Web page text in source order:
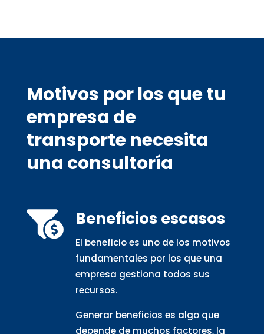
Motivos por los que tu
empresa de
transporte necesita
una consultoría
 Beneficios escasos
El beneficio es uno de los motivos
fundamentales por los que una
empresa gestiona todos sus
recursos.
Generar beneficios es algo que
depende de muchos factores, la